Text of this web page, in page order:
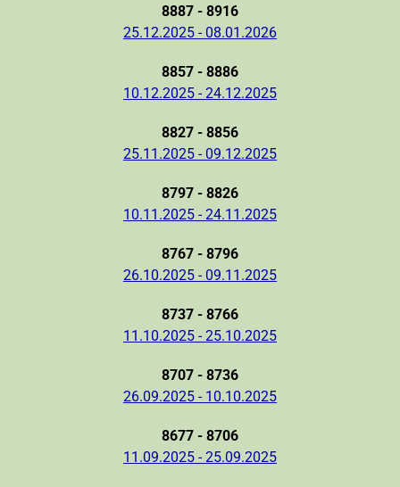
8887 - 8916
25.12.2025 - 08.01.2026
8857 - 8886
10.12.2025 - 24.12.2025
8827 - 8856
25.11.2025 - 09.12.2025
8797 - 8826
10.11.2025 - 24.11.2025
8767 - 8796
26.10.2025 - 09.11.2025
8737 - 8766
11.10.2025 - 25.10.2025
8707 - 8736
26.09.2025 - 10.10.2025
8677 - 8706
11.09.2025 - 25.09.2025